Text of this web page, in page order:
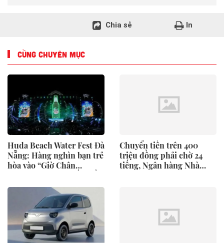
Chia sẻ In
CÙNG CHUYÊN MỤC
Huda Beach Water Fest Đà
Nẵng: Hàng nghìn bạn trẻ
hòa vào “Giờ Chân
Trung
Chuyển tiền trên 400
triệu đồng phải chờ 24
tiếng, Ngân hàng Nhà